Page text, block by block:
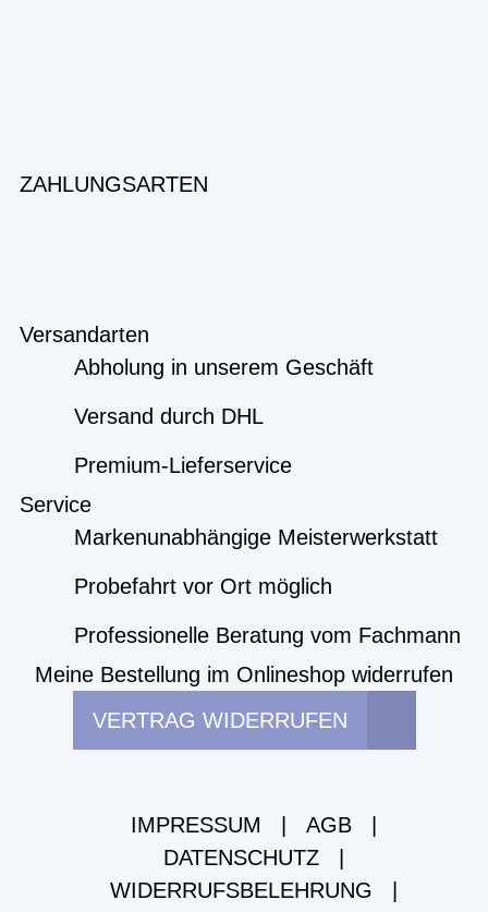
ZAHLUNGSARTEN
Versandarten
Abholung in unserem Geschäft
Versand durch DHL
Premium-Lieferservice
Service
Markenunabhängige Meisterwerkstatt
Probefahrt vor Ort möglich
Professionelle Beratung vom Fachmann
Meine Bestellung im Onlineshop widerrufen
VERTRAG WIDERRUFEN
IMPRESSUM AGB
DATENSCHUTZ
WIDERRUFSBELEHRUNG